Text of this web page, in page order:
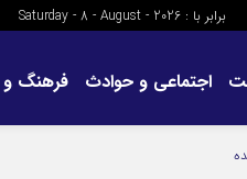
برابر با : Saturday - 8 - August - 2026
اجتماعی و حوادث فرهنگ و